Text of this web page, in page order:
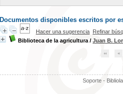
Documentos disponibles escritos por
Hacer una sugerencia Refinar
Biblioteca de la agricultura / Juan B.
Soporte -